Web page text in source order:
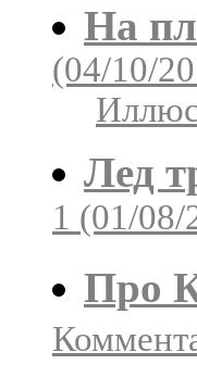
На
(04/10/
Лед
1 (01/08/
Про